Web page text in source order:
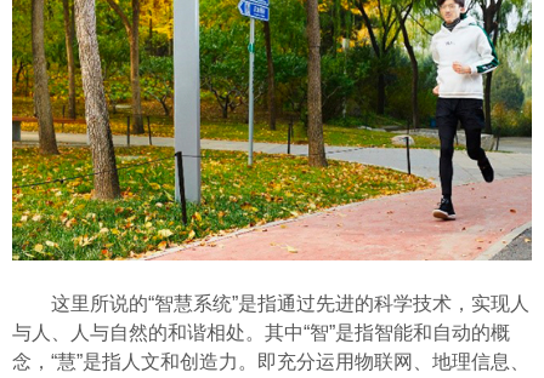
这里所说的“智慧系统”是指通过先进的科学技术，实现人
与人、人与自然的和谐相处。其中“智”是指智能和自动的概
念，“慧”是指人文和创造力。即充分运用物联网、地理信息、